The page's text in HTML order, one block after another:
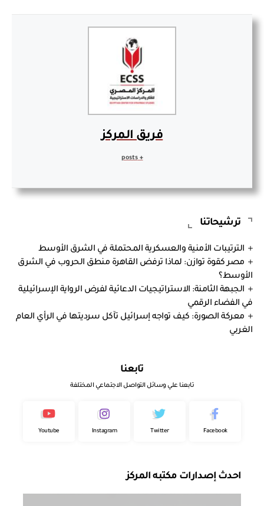
فريق المركز
ترشيحاتنا
الترتيبات الأمنية والعسكرية المحتملة في الشرق الأوسط
مصر كقوة توازن: لماذا ترفض القاهرة منطق الحروب في الشرق
الأوسط؟
الجبهة الثامنة: الاستراتيجيات الدعائية لفرض الرواية الإسرائيلية
في الفضاء الرقمي
معركة الصورة: كيف تواجه إسرائيل تآكل سرديتها في الرأي العام
الغربي
تابعنا
تابعنا علي وسائل التواصل الاجتماعي المختلفة
Facebook
Twitter
Instagram
Youtube
احدث إصدارات مكتبه المركز